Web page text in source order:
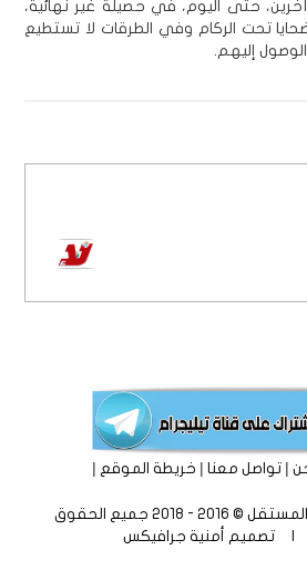
وإصابة 170,670 آخرين، حتى اليوم، في حصيلة غير نهائية،
تحت الركام وفي الطرقات لا تستطيع
إليهم.
|تواصل معنا|خريطة الموقع |
موقع ( لا ) الأخباري المستقل © 2016 - 2018 جميع الحقوق
| تصميم
أمنية جرافيكس